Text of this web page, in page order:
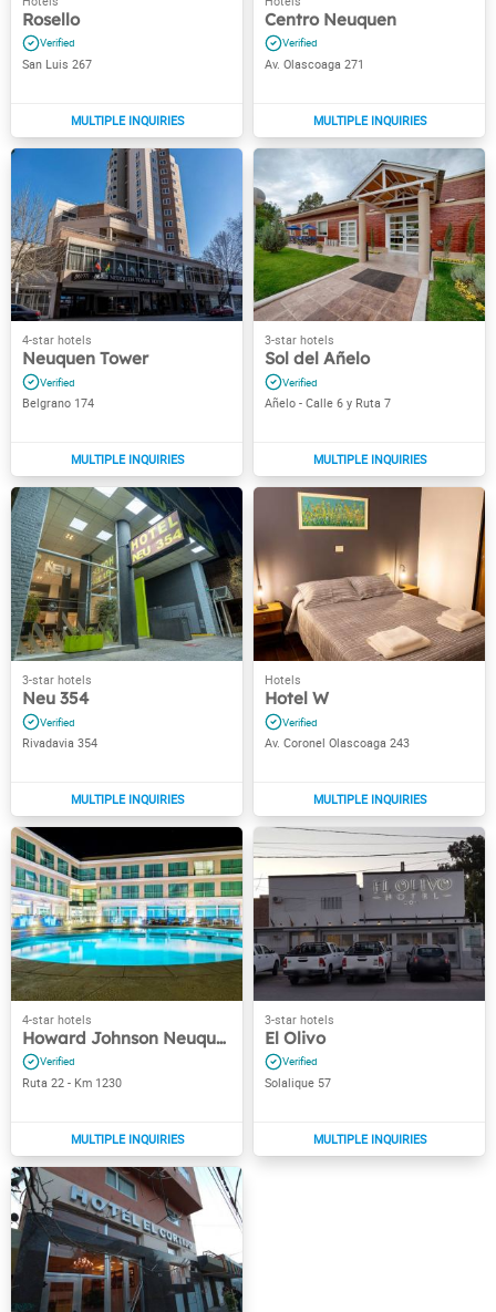
Rosello
San Luis 267
Centro Neuquen
Av. Olascoaga 271
Neuquen Tower
Belgrano 174
Sol del Añelo
Añelo - Calle 6 y Ruta 7
Neu 354
Rivadavia 354
Hotel W
Av. Coronel Olascoaga 243
Howard Johnson Neuquén
Ruta 22 - Km 1230
El Olivo
Solalique 57